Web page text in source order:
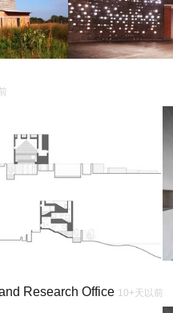
Research Office 10+天以前